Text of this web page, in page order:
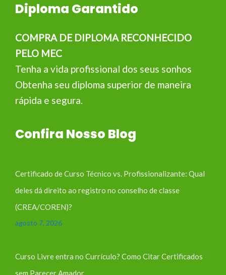
Diploma Garantido
COMPRA DE DIPLOMA RECONHECIDO
PELO MEC
Tenha a vida profissional dos seus sonhos
Obtenha seu diploma superior de maneira
rápida e segura.
Confira Nosso Blog
Certificado de Curso Técnico vs. Profissionalizante: Qual
deles dá direito ao registro no conselho de classe
(CREA/COREN)?
agosto 7, 2026
Curso Livre entra no Currículo? Como Citar Certificados
sem Parecer Amador